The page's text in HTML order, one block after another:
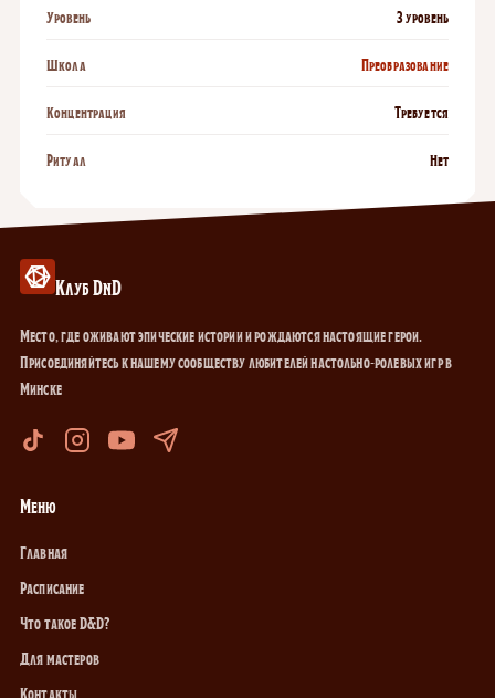
Уровень 3 уровень
Школа Преобразование
Концентрация Требуется
Ритуал Нет
Клуб DnD
Место, где оживают эпические истории и рождаются настоящие герои.
Присоединяйтесь к нашему сообществу любителей настольно-ролевых игр в
Минске
Меню
Главная
Расписание
Что такое D&D?
Для мастеров
Контакты